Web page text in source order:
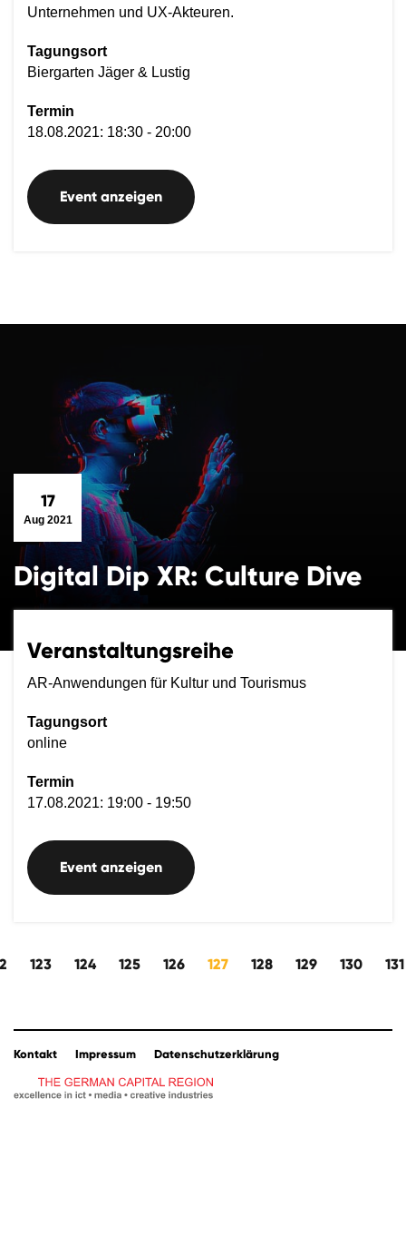
Unternehmen und UX-Akteuren.
Tagungsort
Biergarten Jäger & Lustig
Termin
18.08.2021: 18:30 - 20:00
Event anzeigen
17
Aug 2021
Digital Dip XR: Culture Dive
Veranstaltungsreihe
AR-Anwendungen für Kultur und Tourismus
Tagungsort
online
Termin
17.08.2021: 19:00 - 19:50
Event anzeigen
123 124 125 126 127 128 129 130 131
Kontakt Impressum Datenschutzerklärung